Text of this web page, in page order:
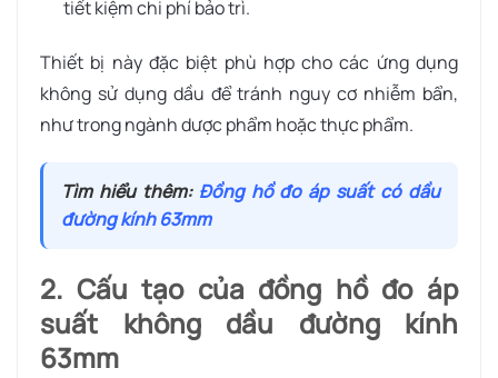
tiết kiệm chi phí bảo trì.
Thiết bị này đặc biệt phù hợp cho các ứng dụng
không sử dụng dầu để tránh nguy cơ nhiễm bẩn,
như trong ngành dược phẩm hoặc thực phẩm.
Tìm hiểu thêm: Đồng hồ đo áp suất có dầu
đường kính 63mm
2. Cấu tạo của đồng hồ đo áp
suất không dầu đường kính
63mm